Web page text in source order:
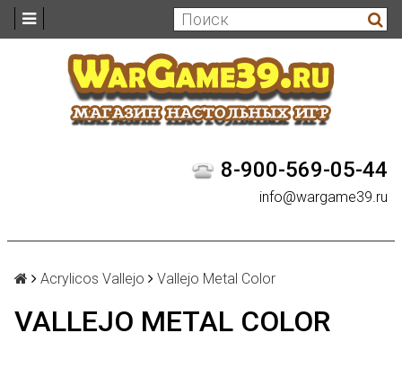
8-900-569-05-44
info@wargame39.ru
Acrylicos Vallejo Vallejo Metal Color
VALLEJO METAL COLOR